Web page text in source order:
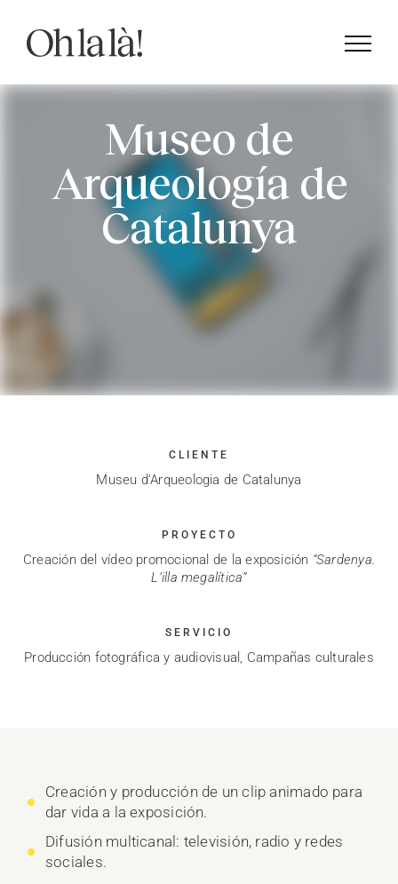
contenido
Museo de
Arqueología de
Catalunya
CLIENTE
Museu d’Arqueologia de Catalunya
PROYECTO
Creación del vídeo promocional de la exposición “Sardenya.
L’illa megalítica”
SERVICIO
Producción fotográfica y audiovisual, Campañas culturales
Creación y producción de un clip animado para
dar vida a la exposición.
Difusión multicanal: televisión, radio y redes
sociales.